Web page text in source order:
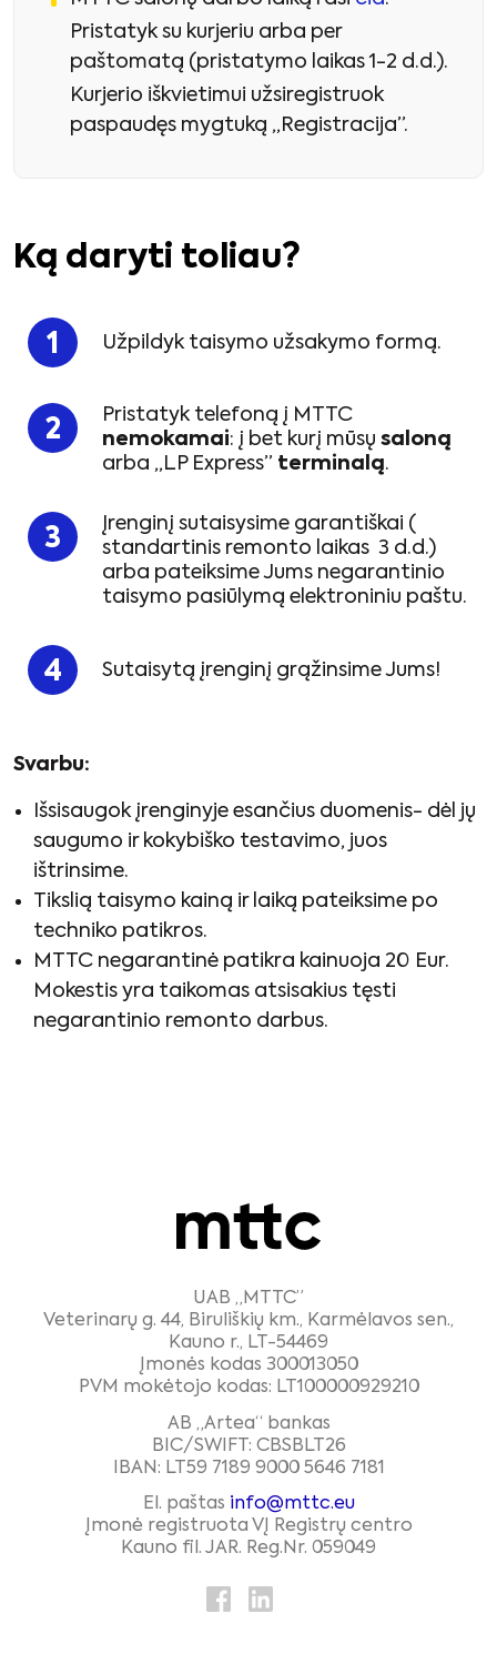
Pristatyk su kurjeriu arba per
paštomatą (pristatymo laikas 1-2 d.d.).
Kurjerio iškvietimui užsiregistruok
paspaudęs mygtuką „Registracija”.
Ką daryti toliau?
Užpildyk taisymo užsakymo formą.
Pristatyk telefoną į MTTC
nemokamai: į bet kurį mūsų saloną
arba „LP Express” terminalą.
Įrenginį sutaisysime garantiškai (
standartinis remonto laikas 3 d.d.)
arba pateiksime Jums negarantinio
taisymo pasiūlymą elektroniniu paštu.
Sutaisytą įrenginį grąžinsime Jums!
Svarbu:
Išsisaugok įrenginyje esančius duomenis- dėl jų
saugumo ir kokybiško testavimo, juos
ištrinsime.
Tikslią taisymo kainą ir laiką pateiksime po
techniko patikros.
MTTC negarantinė patikra kainuoja 20 Eur.
Mokestis yra taikomas atsisakius tęsti
negarantinio remonto darbus.
UAB „MTTC”
Veterinarų g. 44, Biruliškių km., Karmėlavos sen.,
Kauno r., LT-54469
Įmonės kodas 300013050
PVM mokėtojo kodas: LT100000929210
AB „Artea“ bankas
BIC/SWIFT: CBSBLT26
IBAN: LT59 7189 9000 5646 7181
El. paštas info@mttc.eu
Įmonė registruota VĮ Registrų centro
Kauno fil. JAR. Reg.Nr. 059049